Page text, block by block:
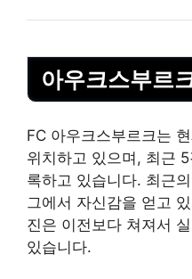
아우크스부르
FC 아우크스부르크는
위치하고 있으며, 최근
록하고 있습니다. 최근
그에서 자신감을 얻고
진은 이전보다 쳐져서
있습니다.